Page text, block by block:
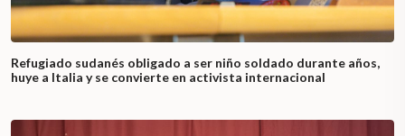
Refugiado sudanés obligado a ser niño soldado durante años,
huye a Italia y se convierte en activista internacional